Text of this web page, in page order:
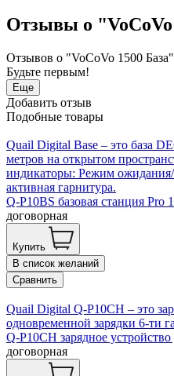
Отзывы о "VoCoVo
Отзывов о "VoCoVo 1500
Будьте первым!
Еще
Добавить отзыв
Подобные товары
Quail Digital Base – это база
метров на открытом
индикаторы: Режим
активная гарнитура.
Q-P10BS базовая станция Pro
договорная
Купить
В список желаний
Сравнить
Quail Digital Q-P10CH – это
одновременной зарядки 6-ти
Q-P10CH зарядное
договорная